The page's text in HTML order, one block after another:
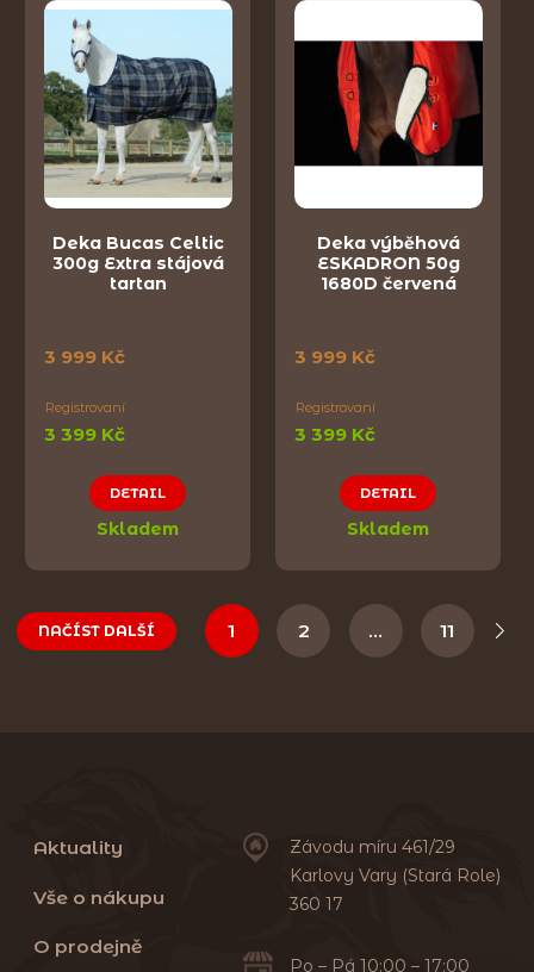
Deka Bucas Celtic
300g Extra stájová
tartan
3 999 Kč
Registrovaní
3 399 Kč
DETAIL
Skladem
Deka výběhová
ESKADRON 50g
1680D červená
3 999 Kč
Registrovaní
3 399 Kč
DETAIL
Skladem
NAČÍST DALŠÍ 1 2 … 11
Aktuality
Vše o nákupu
O prodejně
Závodu míru 461/29
Karlovy Vary (Stará Role)
360 17
Po – Pá 10:00 – 17:00